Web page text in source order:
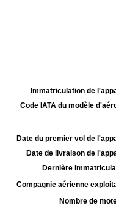
Immatriculation de
Code IATA du modèle
Date du premier vol de
Date de livraison de
Dernière
Compagnie aérienne
Nombre de